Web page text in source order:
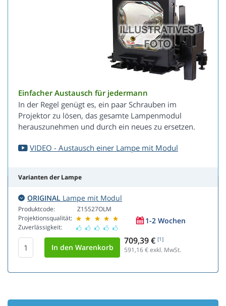
Einfacher Austausch für jedermann
In der Regel genügt es, ein paar Schrauben im
Projektor zu lösen, das gesamte Lampenmodul
herauszunehmen und durch ein neues zu ersetzen.
VIDEO - Austausch einer Lampe mit Modul
Varianten der Lampe
ORIGINAL Lampe mit Modul
Produktcode:
Projektionsqualität:
Zuverlässigkeit:
Z15527OLM
1-2 Wochen
709,39 € [1]
591,16€ exkl. MwSt.